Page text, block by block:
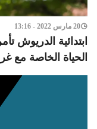
20 مارس 2022 - 13:16
ابتدائية الدريوش
الحياة الخاصة مع